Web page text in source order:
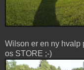
Wilson er en ny hvalp
os STORE ;-)